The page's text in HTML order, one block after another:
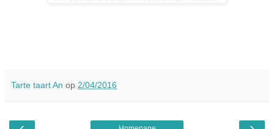
Tarte taart An op 2/04/2016